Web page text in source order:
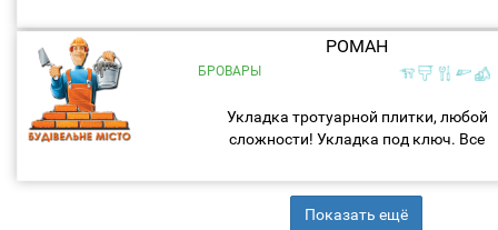
наличии....
РОМАН
БРОВАРЫ
Укладка тротуарной плитки, любой
сложности! Укладка под ключ. Все
Показать ещё